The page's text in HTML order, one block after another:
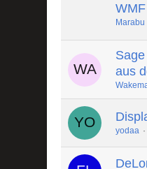
Marabu
aus
yodaa